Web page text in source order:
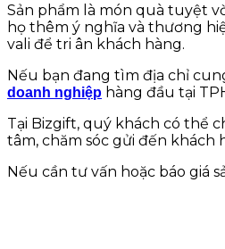
Sản phẩm là món quà tuyệt
họ thêm ý nghĩa và thương
vali để tri ân khách hàng.
Nếu bạn đang tìm địa chỉ
doanh nghiệp hàng đầu tại
Tại Bizgift, quý khách có thể
tâm, chăm sóc gửi đến khách
Nếu cần tư vấn hoặc báo giá